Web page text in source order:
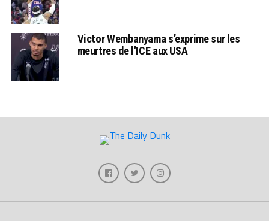
Victor Wembanyama s’exprime sur les
meurtres de l’ICE aux USA